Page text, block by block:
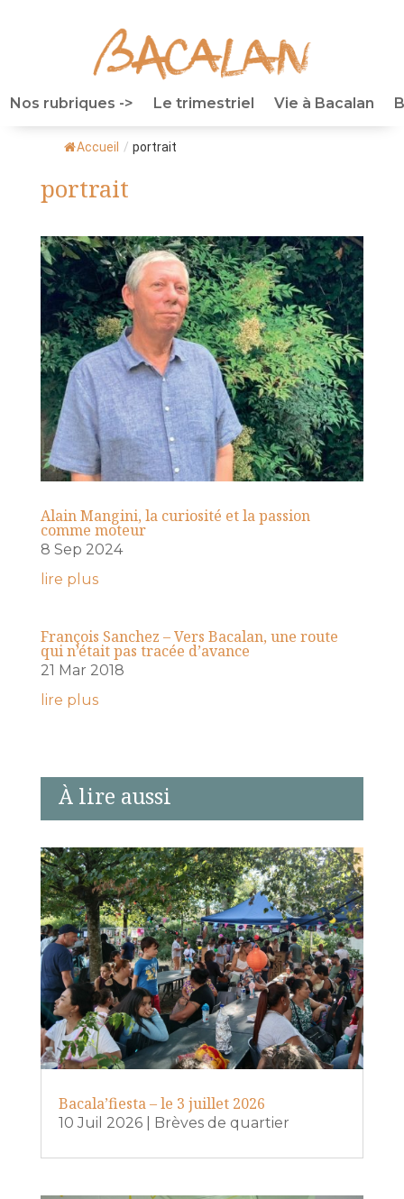
Nos rubriques -> Le trimestriel Vie à Bacalan
Accueil / portrait
portrait
Alain Mangini, la curiosité et la passion
comme moteur
8 Sep 2024
lire plus
François Sanchez – Vers Bacalan, une route
qui n’était pas tracée d’avance
21 Mar 2018
lire plus
À lire aussi
Bacala’fiesta – le 3 juillet 2026
10 Juil 2026| Brèves de quartier